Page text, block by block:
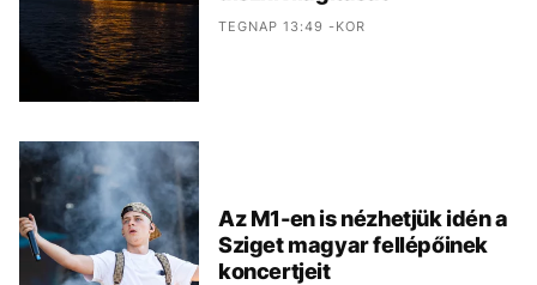
TEGNAP 13:49 -KOR
Az M1-en is nézhetjük idén a
Sziget magyar fellépőinek
koncertjeit